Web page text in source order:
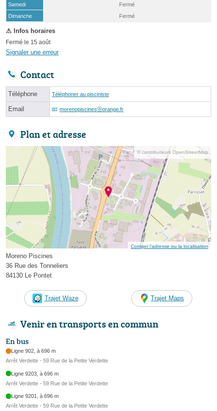
Samedi
(15 août)
Fermé
Dimanche
Fermé
Fermé le 15 août
Signaler une erreur
Contact
Téléphone Téléphoner au pisciniste
Email morenopiscinesⓐorange.fr
Plan et adresse
© contributeurs OpenStreetMap
Corriger l’adresse ou la localisation
Moreno Piscines
36 Rue des Tonneliers
84130 Le Pontet
Trajet Waze Trajet Maps
Venir en transports en commun
En bus
Ligne 902, à 696 m
Arrêt Verdette - 59 Rue de la Petite Verdette
Ligne 9203, à 696 m
Arrêt Verdette - 59 Rue de la Petite Verdette
Ligne 9201, à 696 m
Arrêt Verdette - 59 Rue de la Petite Verdette